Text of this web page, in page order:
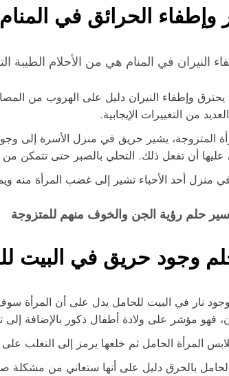
وإطفاء الحرائق في المنام
النيران في المنام هي من الأحلام الطيبة
يحترق وإطفاء النيران دليل على الهروب من
من التغييرات الإيجابية.
المتزوجة، يشير حريق في منزل الأسرة إلى
عليها أن تفعل ذلك. التحلي بالصبر حتى تتمكن
منزل أحد الأحباء تشير إلى غضب المرأة منه
حلم رؤية الجن والخوف منهم للمتزوجة
وجود حريق في البيت
نار في البيت للحامل يدل على أن المرأة
فهو مؤشر على ولادة أطفال ذكور بالإضافة إلى
المرأة الحامل ثم خلعها يرمز إلى التغلب
بالحرق دليل على أنها ستعاني من